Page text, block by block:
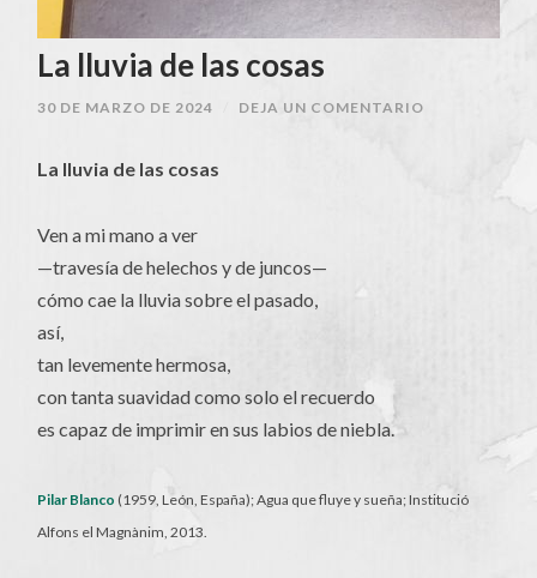
La lluvia de las cosas
30 DE MARZO DE 2024 DEJA UN COMENTARIO
La lluvia de las cosas
Ven a mi mano a ver
—travesía de helechos y de juncos—
cómo cae la lluvia sobre el pasado,
así,
tan levemente hermosa,
con tanta suavidad como solo el recuerdo
es capaz de imprimir en sus labios de niebla.
Pilar Blanco (1959, León, España); Agua que fluye y sueña; Institució
Alfons el Magnànim, 2013.